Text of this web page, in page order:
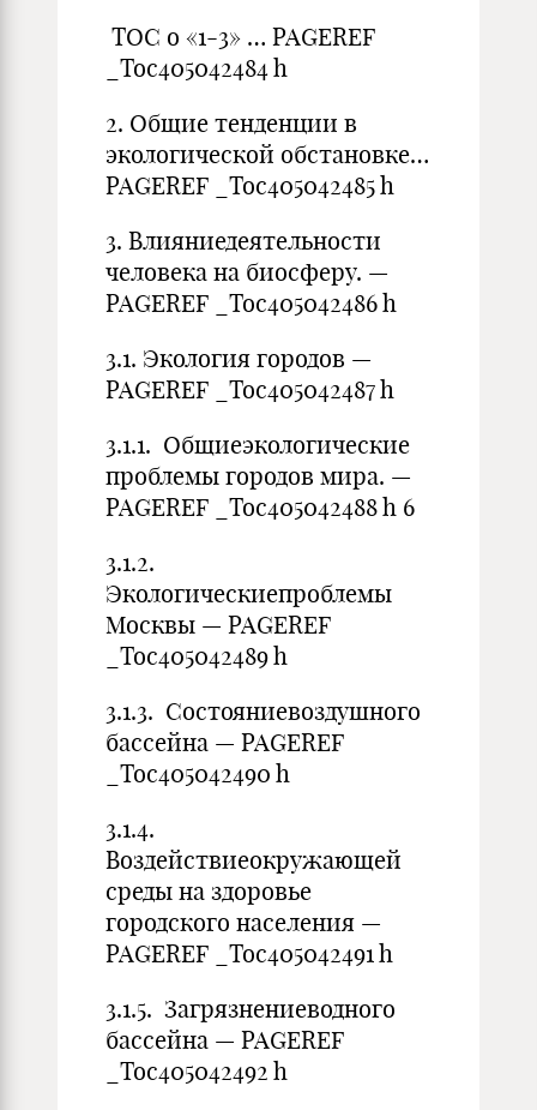
TOC o «1-3» … PAGEREF
_Toc405042484 h
2. Общие тенденции в
экологической обстановке…
PAGEREF _Toc405042485 h
3. Влияниедеятельности
человека на биосферу. —
PAGEREF _Toc405042486 h
3.1. Экология городов —
PAGEREF _Toc405042487 h
3.1.1. Общиеэкологические
проблемы городов мира. —
PAGEREF _Toc405042488 h 6
3.1.2.
Экологическиепроблемы
Москвы — PAGEREF
_Toc405042489 h
3.1.3. Состояниевоздушного
бассейна — PAGEREF
_Toc405042490 h
3.1.4.
Воздействиеокружающей
среды на здоровье
городского населения —
PAGEREF _Toc405042491 h
3.1.5. Загрязнениеводного
бассейна — PAGEREF
_Toc405042492 h